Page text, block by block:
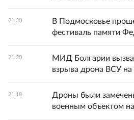
21:20
В Подмосковье
фестиваль памяти
21:20
МИД Болгарии
взрыва дрона ВСУ
21:18
Дроны были
военным объектом